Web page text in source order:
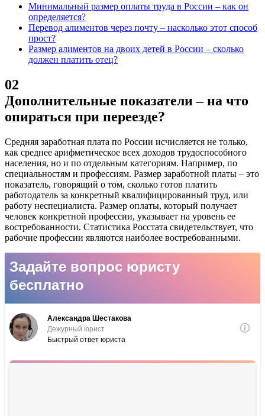
Минимальный размер оплаты труда в России – как он
определяется?
Перевод алиментов через почту – насколько этот способ
прост?
Размер алиментов на двоих детей в России – сколько
должен платить отец?
02
Дополнительные показатели – на что
опираться при переезде?
Средняя заработная плата по России исчисляется не только,
как среднее арифметическое всех доходов трудоспособного
населения, но и по отдельным категориям. Например, по
специальностям и профессиям. Размер заработной платы – это
показатель, говорящий о том, сколько готов платить
работодатель за конкретный квалифицированный труд, или
работу неспециалиста. Размер оплаты, который получает
человек конкретной профессии, указывает на уровень ее
востребованности. Статистика Росстата свидетельствует, что
рабочие профессии являются наиболее востребованными.